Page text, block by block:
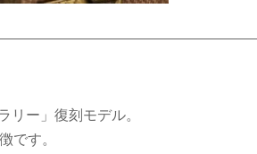
リー」復刻モデル。
です。